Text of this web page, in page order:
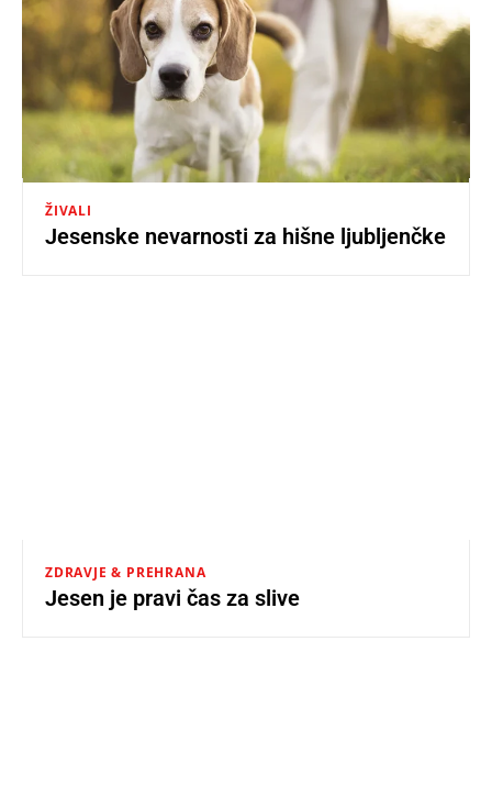
ŽIVALI
Jesenske nevarnosti za hišne ljubljenčke
ZDRAVJE & PREHRANA
Jesen je pravi čas za slive